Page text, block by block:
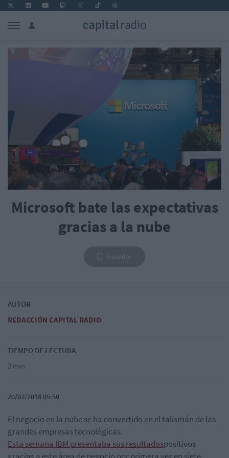
Microsoft bate las expectativas
gracias a la nube
AUTOR
REDACCIÓN CAPITAL RADIO
TIEMPO DE LECTURA
2 min
20/07/2018 05:50
El negocio en la nube se ha convertido en el talismán de las
grandes empresas tecnológicas.
Esta semana IBM presentaba sus resultadospositivos